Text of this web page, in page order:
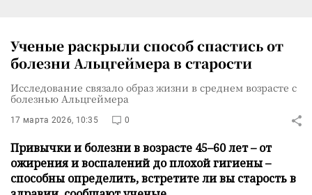
Ученые раскрыли способ спастись от
болезни Альцгеймера в старости
Исследование связало образ жизни в среднем возрасте с
болезнью Альцгеймера
17 марта 2026, 10:35 0
Привычки и болезни в возрасте 45–60 лет – от
ожирения и воспалений до плохой гигиены –
способны определить, встретите ли вы старость в